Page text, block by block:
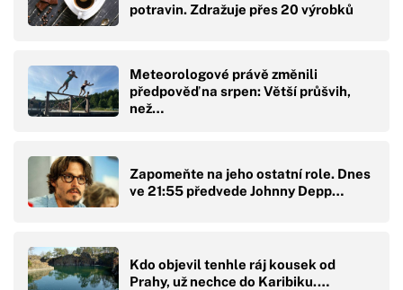
potravin. Zdražuje přes 20 výrobků
Meteorologové právě změnili
předpověď na srpen: Větší průšvih,
než…
Zapomeňte na jeho ostatní role. Dnes
ve 21:55 předvede Johnny Depp…
Kdo objevil tenhle ráj kousek od
Prahy, už nechce do Karibiku.…